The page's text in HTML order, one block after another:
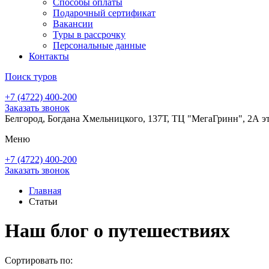
Подарочный сертификат
Вакансии
Туры в рассрочку
Персональные данные
Контакты
Поиск туров
+7 (4722) 400-200
Заказать звонок
Белгород, Богдана Хмельницкого, 137Т, ТЦ "МегаГринн", 2А
Меню
+7 (4722) 400-200
Заказать звонок
Главная
Статьи
Наш блог о путешествиях
Сортировать по: